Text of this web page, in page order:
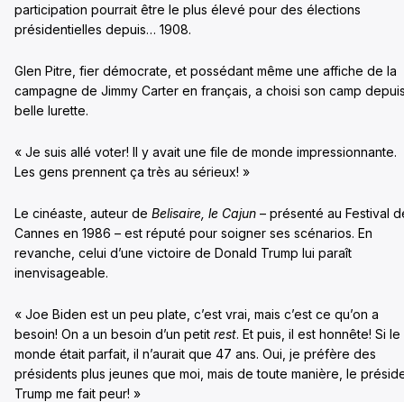
participation pourrait être le plus élevé pour des élections
présidentielles depuis… 1908.
Glen Pitre, fier démocrate, et possédant même une affiche de la
campagne de Jimmy Carter en français, a choisi son camp
belle lurette.
« Je suis allé voter! Il y avait une file de monde impressionnante.
Les gens prennent ça très au sérieux! »
Le cinéaste, auteur de Belisaire, le Cajun – présenté au Festival
Cannes en 1986 – est réputé pour soigner ses scénarios. En
revanche, celui d’une victoire de Donald Trump lui paraît
inenvisageable.
« Joe Biden est un peu plate, c’est vrai, mais c’est ce qu’on a
besoin! On a un besoin d’un petit rest. Et puis, il est honnête! Si le
monde était parfait, il n’aurait que 47 ans. Oui, je préfère des
présidents plus jeunes que moi, mais de toute manière, le
Trump me fait peur! »